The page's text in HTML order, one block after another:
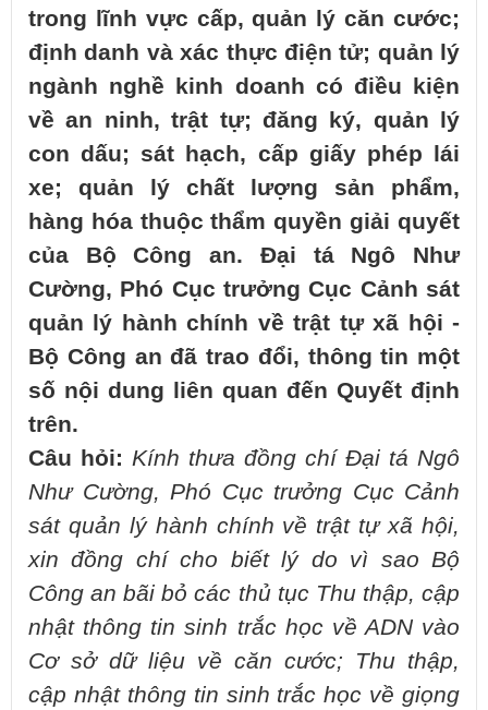
trong lĩnh vực cấp, quản lý căn cước;
định danh và xác thực điện tử; quản lý
ngành nghề kinh doanh có điều kiện
về an ninh, trật tự; đăng ký, quản lý
con dấu; sát hạch, cấp giấy phép lái
xe; quản lý chất lượng sản phẩm,
hàng hóa thuộc thẩm quyền giải quyết
của Bộ Công an. Đại tá Ngô Như
Cường, Phó Cục trưởng Cục Cảnh sát
quản lý hành chính về trật tự xã hội -
Bộ Công an đã trao đổi, thông tin một
số nội dung liên quan đến Quyết định
trên.
Câu hỏi: Kính thưa đồng chí Đại tá Ngô
Như Cường, Phó Cục trưởng Cục Cảnh
sát quản lý hành chính về trật tự xã hội,
xin đồng chí cho biết lý do vì sao Bộ
Công an bãi bỏ các thủ tục Thu thập, cập
nhật thông tin sinh trắc học về ADN vào
Cơ sở dữ liệu về căn cước; Thu thập,
cập nhật thông tin sinh trắc học về giọng